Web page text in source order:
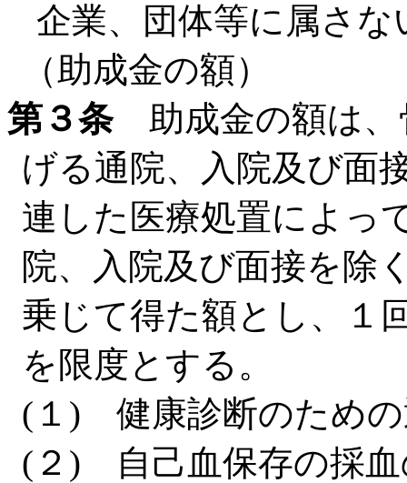
企業、団体等に属さな
（助成金の額）
第３条助成金の額は、
げる通院、入院及び面
連した医療処置によっ
院、入院及び面接を除
乗じて得た額とし、１
を限度とする。
(１) 健康診断のため
(２) 自己血保存の採血